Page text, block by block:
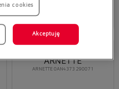
obecną promocją: 201,00 zł
Przymierz
ARNETTE 0AN4373 290071
ARNETTE
cookies
Akceptuję